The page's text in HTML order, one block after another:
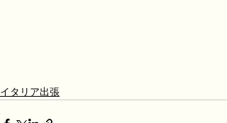
イタリア出張